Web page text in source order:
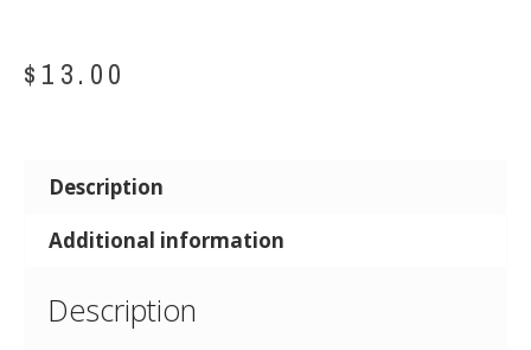
$ 13.00
Description
Additional information
Description